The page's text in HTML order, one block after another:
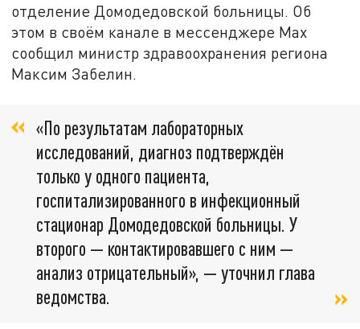
отделение Домодедовской больницы. Об
этом в своём канале в мессенджере Max
сообщил министр здравоохранения региона
Максим Забелин.
«По результатам лабораторных
исследований, диагноз подтверждён
только у одного пациента,
госпитализированного в инфекционный
стационар Домодедовской больницы. У
второго — контактировавшего с ним —
анализ отрицательный», — уточнил глава
ведомства.